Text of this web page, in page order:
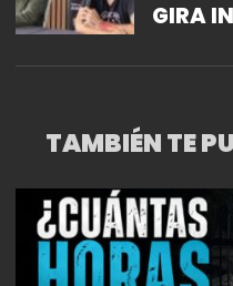
GIRA
TAMBIÉN TE